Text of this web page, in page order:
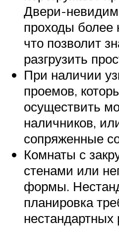
Двери-
проходы более
что позволит
разгрузить
При наличии
проемов,
осуществить
наличников,
сопряженные
Комнаты с
стенами или
формы.
планировка